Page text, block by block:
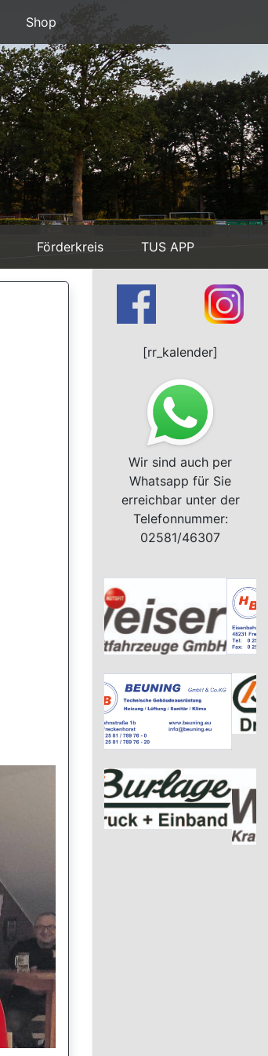
Shop
Förderkreis TUS APP
[rr_kalender]
Wir sind auch per
Whatsapp für Sie
erreichbar unter der
Telefonnummer:
02581/46307